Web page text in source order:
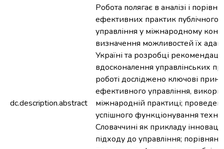
dc.description.abstract
Робота полягає в аналізі і
ефективних практик публічного
управління у міжнародному
визначення можливостей їх
Україні та розробці
вдосконалення управлінських
роботі досліджено ключові
ефективного управління,
міжнародній практиці;
успішного функціонування
Словаччині як прикладу
підходу до управління; порівняно